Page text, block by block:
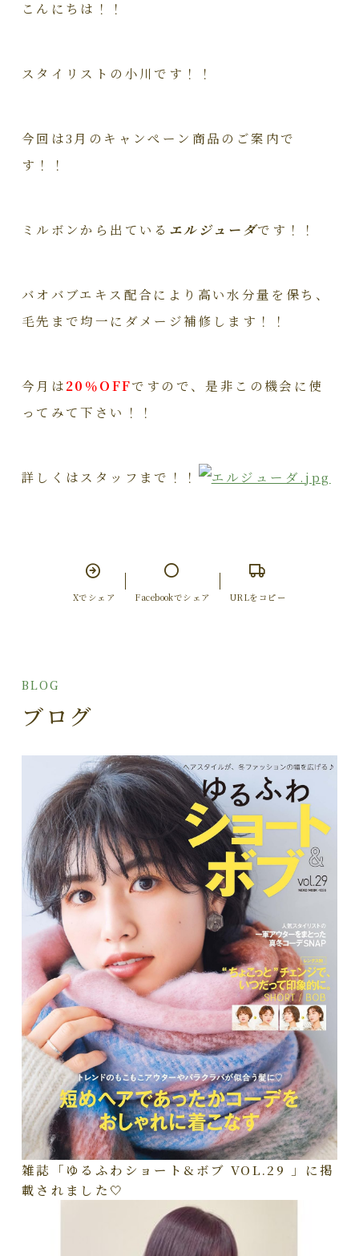
こんにちは！！
スタイリストの小川です！！
今回は3月のキャンぺーン商品のご案内で
す！！
ミルボンから出ている エルジューダです！！
バオバブエキス配合により高い水分量を保ち、
毛先まで均一にダメージ補修します！！
今月は20％OFFですので、是非この機会に使
ってみて下さい！！
詳しくはスタッフまで！！
Xでシェア Facebookでシェア URLをコピー
BLOG
ブログ
雑誌「ゆるふわショート&ボブ VOL.29 」に掲
載されました🤍